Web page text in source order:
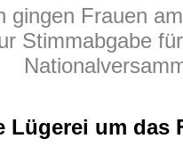
gingen Frauen
Stimmabgabe
Lügerei um das